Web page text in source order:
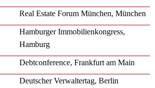
Real Estate Forum München, München
Hamburger Immobilienkongress,
Hamburg
Debtconference, Frankfurt am Main
Deutscher Verwaltertag, Berlin